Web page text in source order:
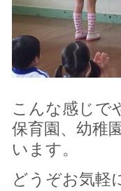
こんな感じで
保育園、幼稚
います。
どうぞお気軽